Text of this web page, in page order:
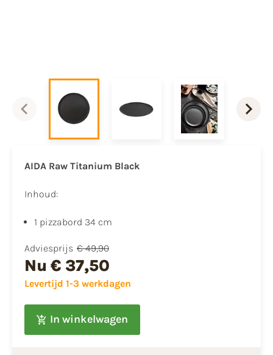
AIDA Raw Titanium Black
Inhoud:
1 pizzabord 34 cm
Adviesprijs € 49,90
Nu € 37,50
Levertijd 1-3 werkdagen
In winkelwagen